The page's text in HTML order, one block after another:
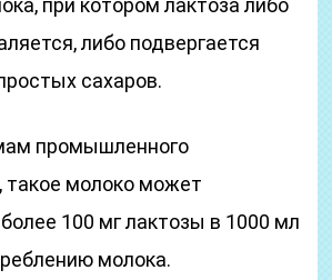
при котором лактоза либо
либо подвергается
сахаров.
промышленного
такое молоко может
100 мг лактозы в 1000 мл
молока.